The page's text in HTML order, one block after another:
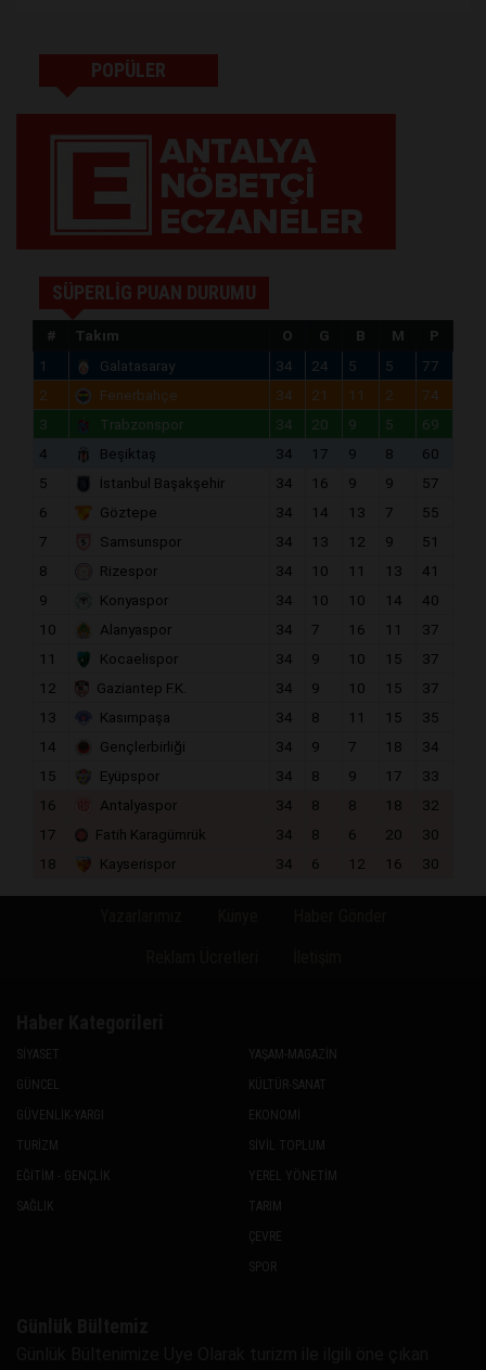
POPÜLER
SÜPERLİG PUAN DURUMU
# Takım O G B M
P
1
Galatasaray 34 24 5 5
77
2
Fenerbahçe 34 21 11 2
74
3
Trabzonspor 34 20 9 5
69
4
Beşiktaş 34 17 9 8
60
5
İstanbul Başakşehir 34 16 9 9
57
6
Göztepe 34 14 13 7
55
7
Samsunspor 34 13 12 9
51
8
Rizespor 34 10 11 13
41
9
Konyaspor 34 10 10 14
40
10
Alanyaspor 34 7 16 11
37
11
Kocaelispor 34 9 10 15
37
12
Gaziantep F.K. 34 9 10 15
37
13
Kasımpaşa 34 8 11 15
35
14
Gençlerbirliği 34 9 7 18
34
15
Eyüpspor 34 8 9 17
33
16
Antalyaspor 34 8 8 18
32
17
Fatih Karagümrük 34 8 6 20
30
18
Kayserispor 34 6 12 16 30
SİYASET
GÜNCEL
GÜVENLİK-YARGI
TURİZM
EĞİTİM - GENÇLİK
SAĞLIK
YAŞAM-MAGAZİN
KÜLTÜR-SANAT
EKONOMİ
SİVİL TOPLUM
YEREL YÖNETİM
TARIM
ÇEVRE
SPOR